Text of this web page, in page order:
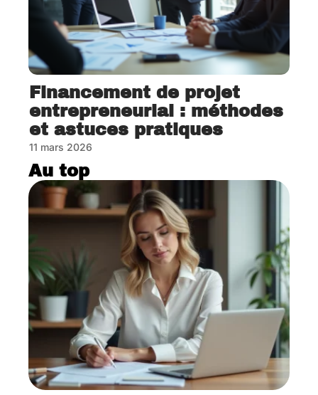
Financement de projet
entrepreneurial : méthodes
et astuces pratiques
11 mars 2026
Au top